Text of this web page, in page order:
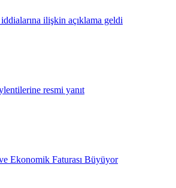
ilişkin açıklama geldi
resmi yanıt
ve Ekonomik Faturası Büyüyor